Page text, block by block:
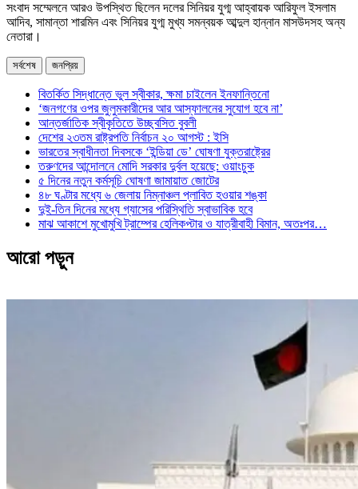
সংবাদ সম্মেলনে আরও উপস্থিত ছিলেন দলের সিনিয়র যুগ্ম আহ্বায়ক আরিফুল ইসলাম
আদিব, সামান্তা শারমিন এবং সিনিয়র যুগ্ম মুখ্য সমন্বয়ক আব্দুল হান্নান মাসউদসহ অন্য
নেতারা।
সর্বশেষ জনপ্রিয়
বিতর্কিত সিদ্ধান্তে ভুল স্বীকার, ক্ষমা চাইলেন ইনফান্তিনো
‘জনগণের ওপর জুলুমকারীদের আর আস্ফালনের সুযোগ হবে না’
আন্তর্জাতিক স্বীকৃতিতে উচ্ছ্বসিত বুবলী
দেশের ২৩তম রাষ্ট্রপতি নির্বাচন ২০ আগস্ট : ইসি
ভারতের স্বাধীনতা দিবসকে ‘ইন্ডিয়া ডে’ ঘোষণা যুক্তরাষ্ট্রের
তরুণদের আন্দোলনে মোদি সরকার দুর্বল হয়েছে: ওয়াংচুক
৫ দিনের নতুন কর্মসূচি ঘোষণা জামায়াত জোটের
৪৮ ঘণ্টার মধ্যে ৬ জেলায় নিম্নাঞ্চল প্লাবিত হওয়ার শঙ্কা
দুই-তিন দিনের মধ্যে গ্যাসের পরিস্থিতি স্বাভাবিক হবে
মাঝ আকাশে মুখোমুখি ট্রাম্পের হেলিকপ্টার ও যাত্রীবাহী বিমান, অতঃপর…
আরো পড়ুন